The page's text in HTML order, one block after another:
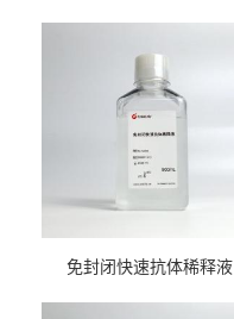
免封闭快速抗体稀释液